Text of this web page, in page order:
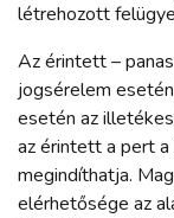
létrehozott
Az érintett –
jogsérelem
esetén az
az érintett a pert
megindíthatja.
elérhetősége az